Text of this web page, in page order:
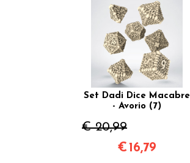
Set Dadi Dice Macabre
- Avorio (7)
€ 20,99
€ 16,79